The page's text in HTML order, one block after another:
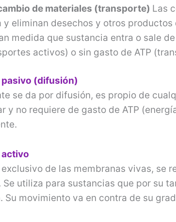
de materiales (transporte) Las
y eliminan desechos y otros
medida que sustancia entra o sale
activos) o sin gasto de ATP
(difusión)
se da por difusión, es propio de
y no requiere de gasto de ATP
de las membranas vi­vas, se
Se utiliza para sustancias que por su
Su movimiento va en contra de su